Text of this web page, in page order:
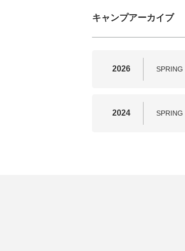
キャンプアーカイブ
2026 SPRING
2024 SPRING